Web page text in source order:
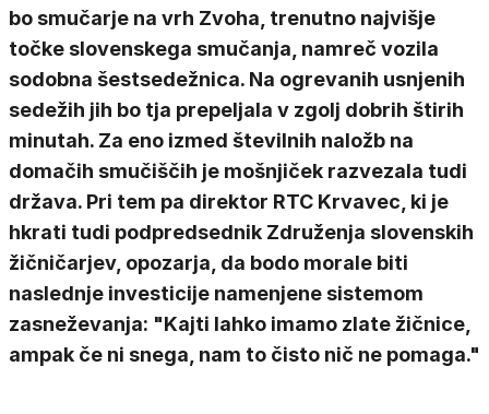
bo smučarje na vrh Zvoha, trenutno najvišje
točke slovenskega smučanja, namreč vozila
sodobna šestsedežnica. Na ogrevanih usnjenih
sedežih jih bo tja prepeljala v zgolj dobrih štirih
minutah. Za eno izmed številnih naložb na
domačih smučiščih je mošnjiček razvezala tudi
država. Pri tem pa direktor RTC Krvavec, ki je
hkrati tudi podpredsednik Združenja slovenskih
žičničarjev, opozarja, da bodo morale biti
naslednje investicije namenjene sistemom
zasneževanja: "Kajti lahko imamo zlate žičnice,
ampak če ni snega, nam to čisto nič ne pomaga."